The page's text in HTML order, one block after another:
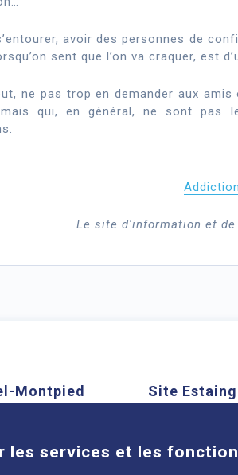
avoir des personnes de
sent que l’on va craquer, est
ne pas trop en demander aux
qui, en général, ne sont pas
Le site d'information et
Montpied Site Estaing
Cookies
les services et les